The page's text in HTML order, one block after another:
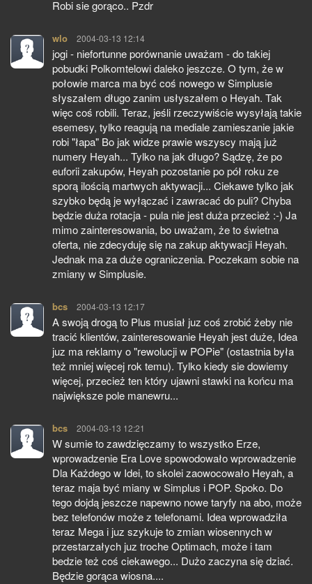
Robi sie gorąco.. Pzdr
wlo pisze:
2004-03-13 12:14
jogi - niefortunne porównanie uważam - do takiej
pobudki Polkomtelowi daleko jeszcze. O tym, że w
połowie marca ma być coś nowego w Simplusie
słyszałem długo zanim usłyszałem o Heyah. Tak
więc coś robili. Teraz, jeśli rzeczywiście wysyłają takie
esemesy, tylko reagują na mediale zamieszanie jakie
robi "łapa" Bo jak widze prawie wszyscy mają już
numery Heyah... Tylko na jak długo? Sądzę, że po
euforii zakupów, Heyah pozostanie po pół roku ze
sporą ilością martwych aktywacji... Ciekawe tylko jak
szybko będą je wyłączać i zawracać do puli? Chyba
będzie duża rotacja - pula nie jest duża przecież :-) Ja
mimo zainteresowania, bo uważam, że to świetna
oferta, nie zdecyduję się na zakup aktywacji Heyah.
Jednak ma za duże ograniczenia. Poczekam sobie na
zmiany w Simplusie.
bcs pisze:
2004-03-13 12:17
A swoją drogą to Plus musiał juz coś zrobić żeby nie
tracić klientów, zainteresowanie Heyah jest duże, Idea
juz ma reklamy o "rewolucji w POPie" (ostastnia była
też mniej więcej rok temu). Tylko kiedy sie dowiemy
więcej, przecież ten który ujawni stawki na końcu ma
największe pole manewru...
bcs pisze:
2004-03-13 12:21
W sumie to zawdzięczamy to wszystko Erze,
wprowadzenie Era Love spowodowało wprowadzenie
Dla Każdego w Idei, to skolei zaowocowało Heyah, a
teraz maja być miany w Simplus i POP. Spoko. Do
tego dojdą jeszcze napewno nowe taryfy na abo, może
bez telefonów może z telefonami. Idea wprowadziła
teraz Mega i juz szykuje to zmian wiosennych w
przestarzałych juz troche Optimach, może i tam
bedzie też coś ciekawego... Dużo zaczyna się dziać.
Będzie gorąca wiosna....